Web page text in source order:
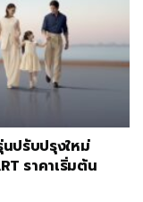
นปรับปรุงใหม่
ราคาเริ่มต้น